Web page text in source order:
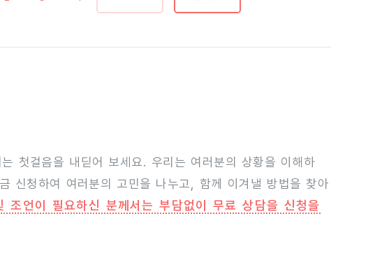
첫걸음을 내딛어 보세요. 우리는 여러분의 상황을 이해하
신청하여 여러분의 고민을 나누고, 함께 이겨낼 방법을 찾아
조언이 필요하신 분께서는 부담없이 무료 상담을 신청을